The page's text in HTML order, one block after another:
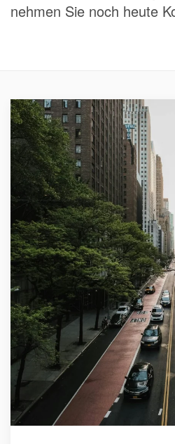
nehmen Sie noch heute